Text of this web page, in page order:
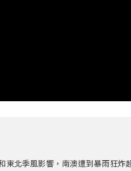
東北季風影響，南澳遭到暴雨狂